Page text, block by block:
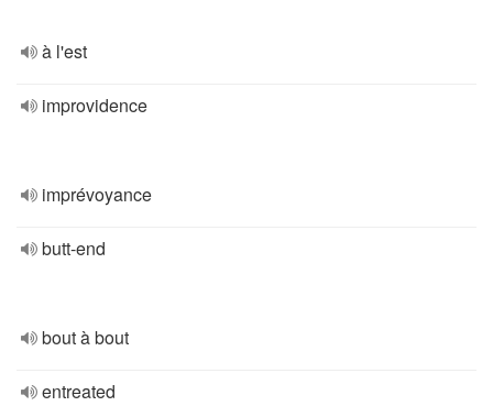
à l'est
improvidence
imprévoyance
butt-end
bout à bout
entreated